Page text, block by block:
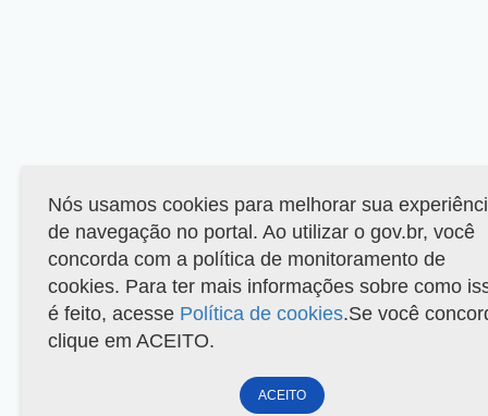
Nós usamos cookies para melhorar sua
de navegação no portal. Ao utilizar o gov.br, você
concorda com a política de monitoramento de
cookies. Para ter mais informações sobre como
é feito, acesse Política de cookies.Se você
clique em ACEITO.
ACEITO